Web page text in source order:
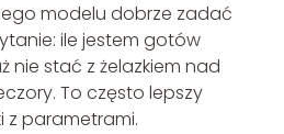
modelu dobrze zadać
ile jestem gotów
nie stać z żelazkiem nad
To często lepszy
z parametrami.